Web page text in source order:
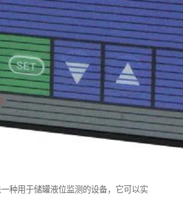
种用于储罐液位监测的设备，它可以实